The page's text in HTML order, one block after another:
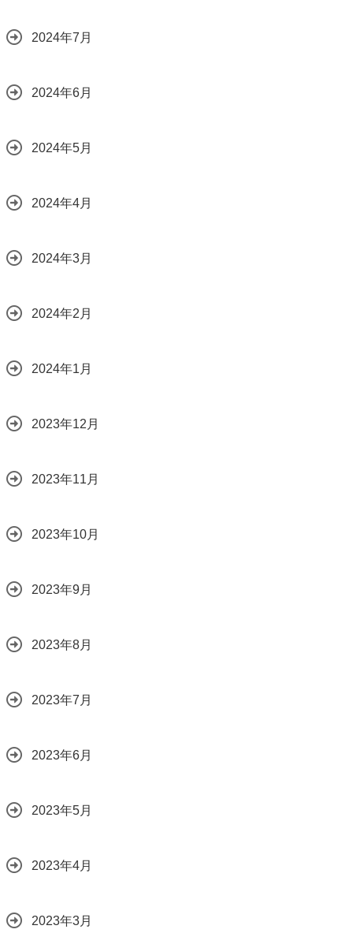
2024年7月
2024年6月
2024年5月
2024年4月
2024年3月
2024年2月
2024年1月
2023年12月
2023年11月
2023年10月
2023年9月
2023年8月
2023年7月
2023年6月
2023年5月
2023年4月
2023年3月